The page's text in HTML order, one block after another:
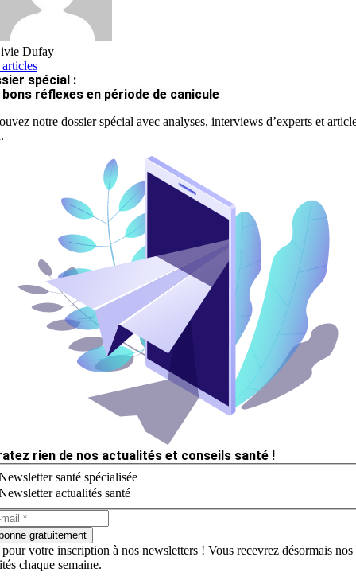
Dufay
spécial :
bons réflexes en période de canicule
notre dossier spécial avec analyses, interviews d’experts et
rien de nos actualités et conseils santé !
santé spécialisée
actualités santé
gratuitement
votre inscription à nos newsletters ! Vous recevrez désormais nos
chaque semaine.